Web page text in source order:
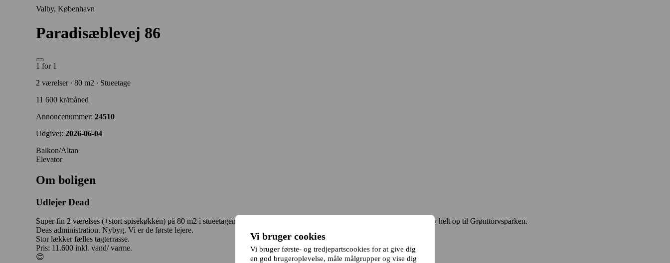
Vi bruger cookies
Vi bruger første- og tredjepartscookies for at give dig
en god brugeroplevelse, måle målgrupper og vise dig
Valby, København
Paradisæblevej 86
1 for 1
2 værelser ∙ 80 m2 ∙ Stueetage
11 600 kr/måned
Annoncenummer: 24510
Udgivet: 2026-06-04
Balkon/Altan
Elevator
Om boligen
Udlejer Dead
Super fin 2 værelses (+stort spisekøkken) på 80 m2 i stueetagen med 2 store terrasser. Den ene ligger ud til et lille hyggeligt torv helt op til Grønttorvsparken.
Deas administration. Nybyg. Vi er de første lejere.
Stor lækker fælles tagterrasse.
Pris: 11.600 inkl. vand/ varme.
😊